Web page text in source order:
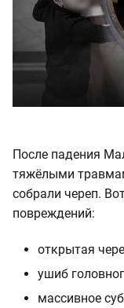
После падения
тяжёлыми
собрали череп.
повреждений:
открытая
ушиб
массивное